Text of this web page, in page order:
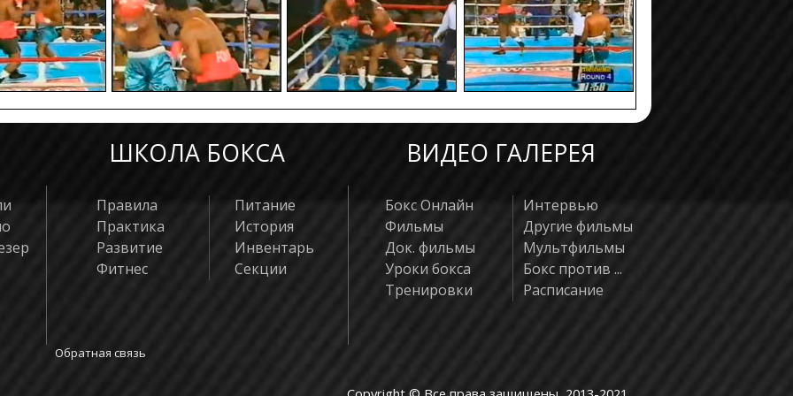
Стив Гарбер 10.10.1989
KO
3
Андрей Джеррарда 25.09.1989
T KO
2
Брюс Джонсон 21.07.1989
T KO
1
Эль Мальком 27.06.1989 KO
ШКОЛА БОКСА ВИДЕО ГАЛЕРЕЯ
Правила
Практика
Развитие
Фитнес
Питание
История
Инвентарь
Секции
Бокс Онлайн
Фильмы
Док. фильмы
Уроки бокса
Тренировки
Интервью
Другие фильмы
Мультфильмы
Бокс против ...
Расписание
Обратная связь